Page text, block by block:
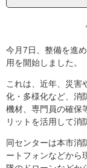
今月7日、整備を進
用を開始しました。
これは、近年、災害
化・多様化など、消
機材、専門員の確保
リットを活用して消
同センターは本市消
ートフォンなどから